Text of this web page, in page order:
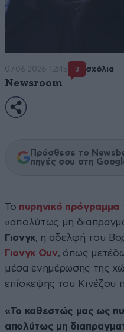
07·06·2026 12:45 3 σχόλια
Newsroom
Πρόσθεσε το
πηγές σου στη
Το πυρηνικό πρόγραμμα
«απολύτως μη
Γιονγκ, η αδελφή του
Γιονγκ Ουν, όπως
μέσα ενημέρωσης της
επίσκεψης του Κινέζου
«Το καθεστώς μας ως
απολύτως μη